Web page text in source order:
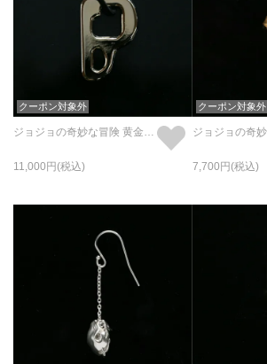
クーポン対象外
11,000
クーポン対象外
7,700